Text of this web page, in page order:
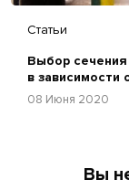
Статьи
Выбор
в зависимости
08 Июня 2020
Вы